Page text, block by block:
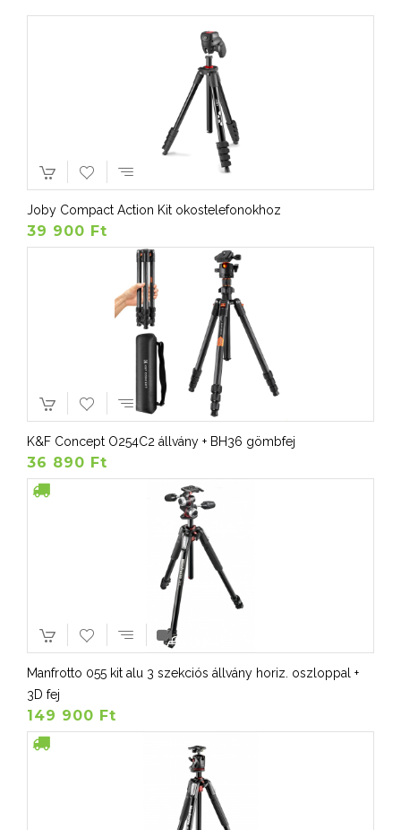
Joby Compact Action Kit okostelefonokhoz
39 900 Ft
K&F Concept O254C2 állvány + BH36 gömbfej
36 890 Ft
Manfrotto 055 kit alu 3 szekciós állvány horiz. oszloppal +
3D fej
149 900 Ft